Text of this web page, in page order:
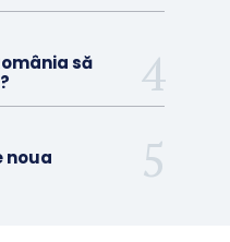
să
noua